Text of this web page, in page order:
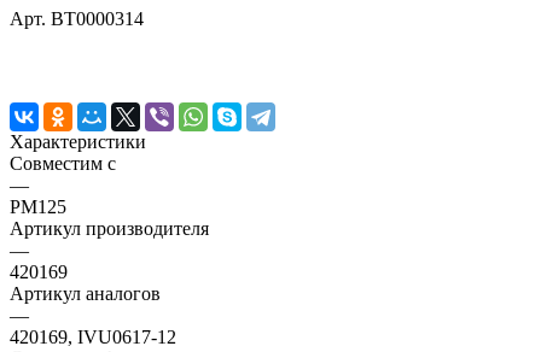
Арт. BT0000314
Характеристики
Совместим с
—
PM125
Артикул производителя
—
420169
Артикул аналогов
—
420169, IVU0617-12